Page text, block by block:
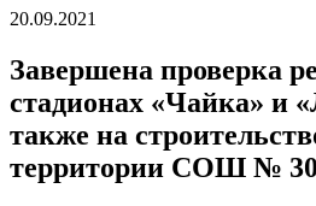
20.09.2021
Завершена проверка
стадионах «Чайка» и
также на
территории СОШ № 30